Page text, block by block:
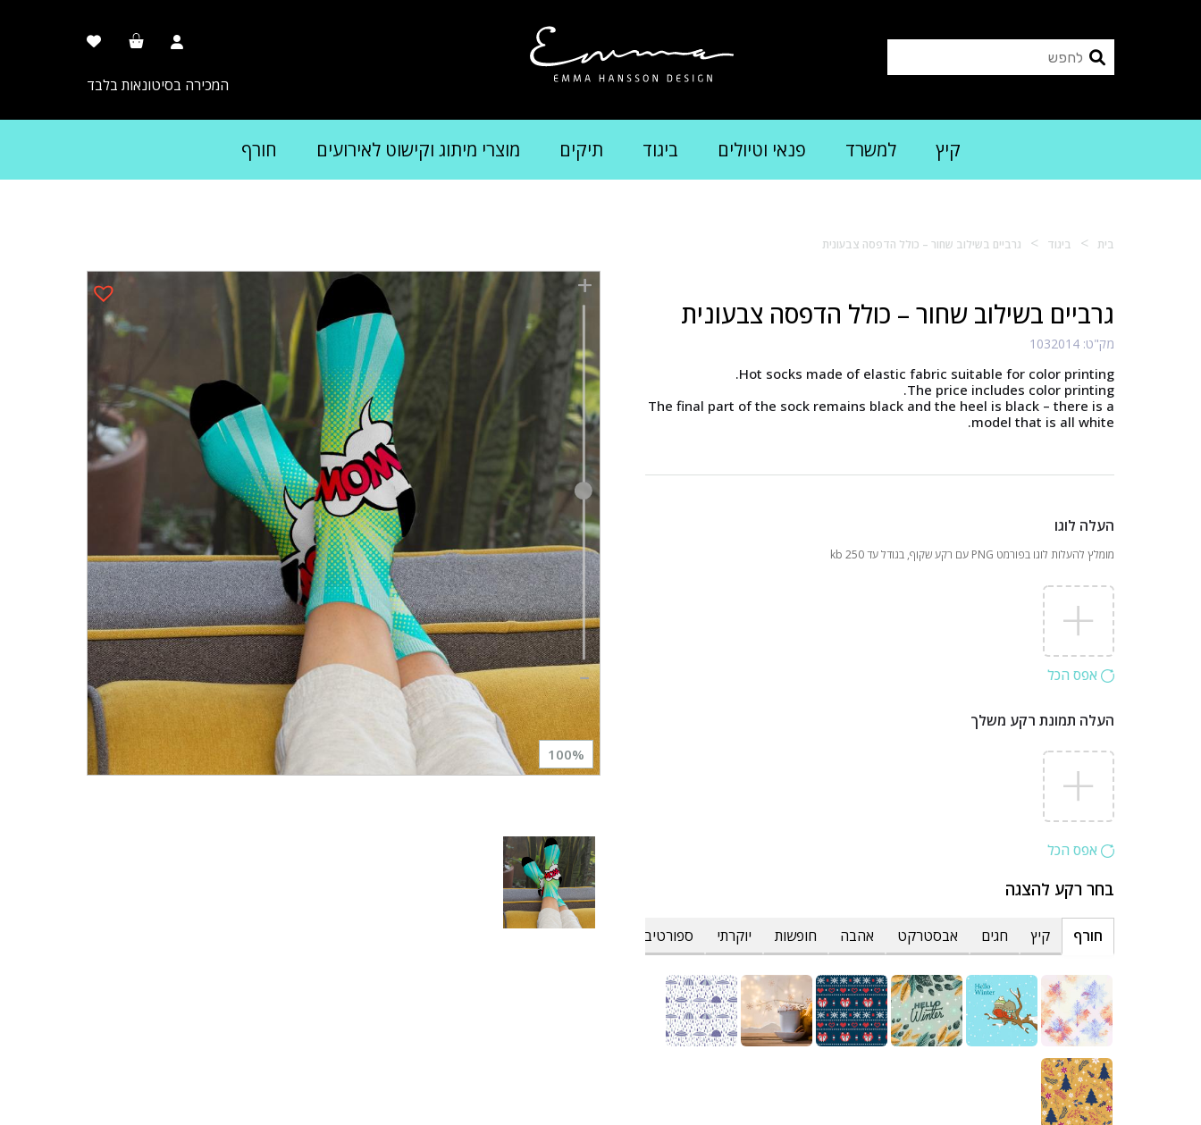
המכירה בסיטונאות בלבד
קיץ למשרד פנאי וטיולים ביגוד תיקים מוצרי מיתוג וקישוט לאירועים חורף
בית > ביגוד > גרביים בשילוב שחור – כולל הדפסה צבעונית
100%
גרביים בשילוב שחור – כולל הדפסה צבעונית
מק"ט: 1032014
Hot socks made of elastic fabric suitable for color printing.
The price includes color printing.
The final part of the sock remains black and the heel is black – there is a
model that is all white.
העלה לוגו
מומלץ להעלות לוגו בפורמט PNG עם רקע שקוף, בגודל עד 250 kb
אפס הכל
העלה תמונת רקע משלך
אפס הכל
בחר רקע להצגה
חורף קיץ חגים אבסטרקט אהבה חופשות יוקרתי ספורטיבי